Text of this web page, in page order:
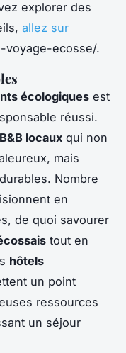
explorer des
allez sur
voyage-ecosse/.
écologiques est
réussi.
B&B locaux qui non
mais
Nombre
en
de quoi savourer
tout en
hôtels
un point
ressources
un séjour